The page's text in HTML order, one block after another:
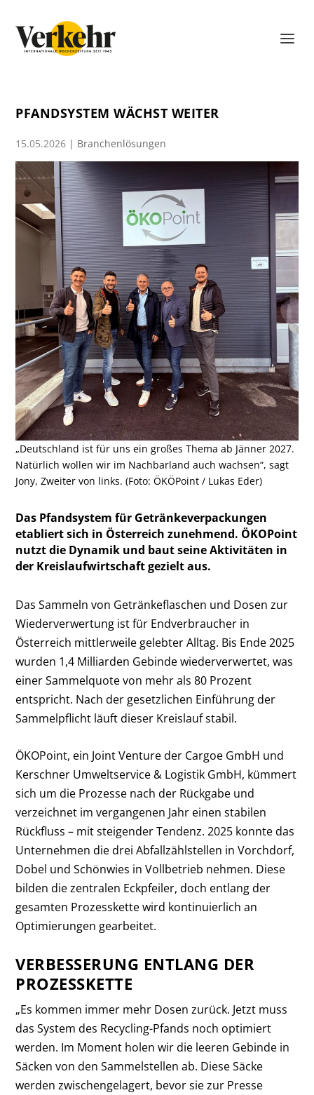
PFANDSYSTEM WÄCHST WEITER
15.05.2026 | Branchenlösungen
„Deutschland ist für uns ein großes Thema ab Jänner 2027.
Natürlich wollen wir im Nachbarland auch wachsen“, sagt
Jony, Zweiter von links. (Foto: ÖKÖPoint / Lukas Eder)
Das Pfandsystem für Getränkeverpackungen
etabliert sich in Österreich zunehmend. ÖKOPoint
nutzt die Dynamik und baut seine Aktivitäten in
der Kreislaufwirtschaft gezielt aus.
Das Sammeln von Getränkeflaschen und Dosen zur
Wiederverwertung ist für Endverbraucher in
Österreich mittlerweile gelebter Alltag. Bis Ende 2025
wurden 1,4 Milliarden Gebinde wiederverwertet, was
einer Sammelquote von mehr als 80 Prozent
entspricht. Nach der gesetzlichen Einführung der
Sammelpflicht läuft dieser Kreislauf stabil.
ÖKOPoint, ein Joint Venture der Cargoe GmbH und
Kerschner Umweltservice & Logistik GmbH, kümmert
sich um die Prozesse nach der Rückgabe und
verzeichnet im vergangenen Jahr einen stabilen
Rückfluss – mit steigender Tendenz. 2025 konnte das
Unternehmen die drei Abfallzählstellen in Vorchdorf,
Dobel und Schönwies in Vollbetrieb nehmen. Diese
bilden die zentralen Eckpfeiler, doch entlang der
gesamten Prozesskette wird kontinuierlich an
Optimierungen gearbeitet.
VERBESSERUNG ENTLANG DER
PROZESSKETTE
„Es kommen immer mehr Dosen zurück. Jetzt muss
das System des Recycling-Pfands noch optimiert
werden. Im Moment holen wir die leeren Gebinde in
Säcken von den Sammelstellen ab. Diese Säcke
werden zwischengelagert, bevor sie zur Presse